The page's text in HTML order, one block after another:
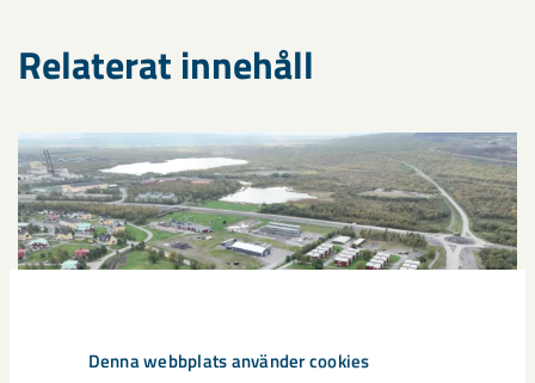
Denna webbplats använder cookies
Relaterat innehåll